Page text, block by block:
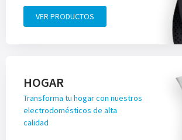
VER PRODUCTOS
HOGAR
Transforma tu hogar con nuestros
electrodomésticos de alta
calidad